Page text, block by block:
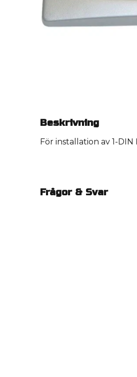
Beskrivning
För installation av 1-
Frågor & Svar